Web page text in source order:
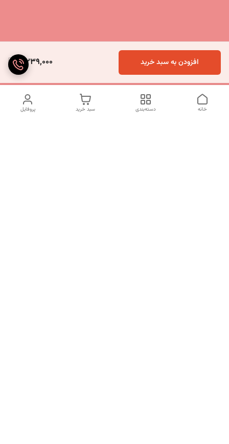
5,239,000 افزودن به سبد خرید
پروفایل سبد خرید دسته‌بندی خانه